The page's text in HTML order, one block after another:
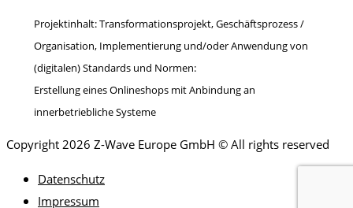
Projektinhalt: Transformationsprojekt, Geschäftsprozess /
Organisation, Implementierung und/oder Anwendung von
(digitalen) Standards und Normen:
Erstellung eines Onlineshops mit Anbindung an
innerbetriebliche Systeme
Copyright 2026 Z-Wave Europe GmbH © All rights reserved
Datenschutz
Impressum